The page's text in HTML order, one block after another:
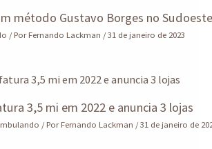
método Gustavo Borges no
/ PorFernando Lackman /31 de janeiro de 2023
3,5 mi em 2022 e anuncia 3 lojas
/ PorFernando Lackman /31 de janeiro de